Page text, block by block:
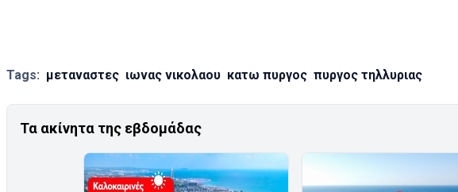
Tags: μεταναστες ιωνας νικολαου κατω πυργος πυργος τηλλυριας
Τα ακίνητα της εβδομάδας